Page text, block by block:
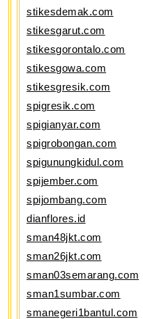
stikesdemak.com
stikesgarut.com
stikesgorontalo.com
stikesgowa.com
stikesgresik.com
spigresik.com
spigianyar.com
spigrobongan.com
spigunungkidul.com
spijember.com
spijombang.com
dianflores.id
sman48jkt.com
sman26jkt.com
sman03semarang.com
sman1sumbar.com
smanegeri1bantul.com